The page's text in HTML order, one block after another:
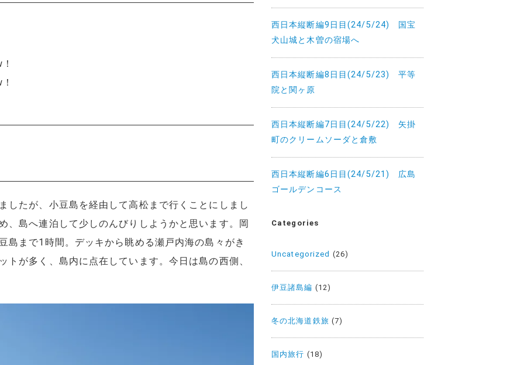
たが、小豆島を経由して高松まで行くことにしまし
、島へ連泊して少しのんびりしようかと思います。岡
島まで1時間。デッキから眺める瀬戸内海の島々がき
トが多く、島内に点在しています。今日は島の西側、
西日本縦断編9日目(24/5/24) 国宝
犬山城と木曽の宿場へ
西日本縦断編8日目(24/5/23) 平等
院と関ヶ原
西日本縦断編7日目(24/5/22) 矢掛
町のクリームソーダと倉敷
西日本縦断編6日目(24/5/21) 広島
ゴールデンコース
Categories
Uncategorized (26)
伊豆諸島編 (12)
冬の北海道鉄旅 (7)
国内旅行 (18)